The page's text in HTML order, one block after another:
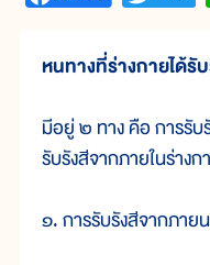
หนทางที่ร่างกายได้รั
มีอยู่ ๒ ทาง คือ การรับ
รับรังสีจากภายในร่างก
๑. การรับรังสีจากภาย